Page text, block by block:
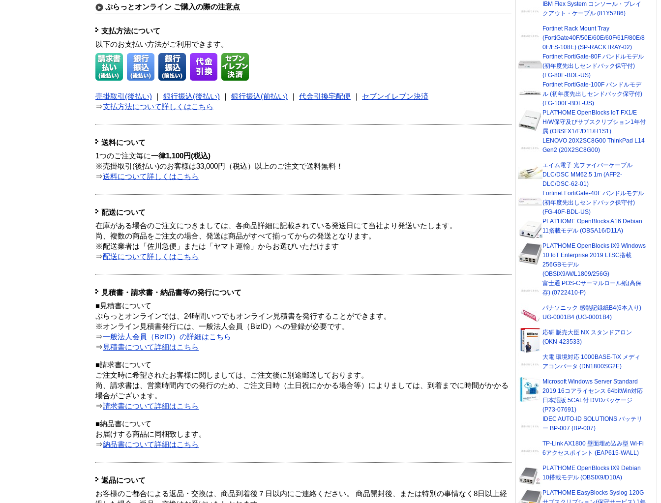
ぷらっとオンライン ご購入の際の注意点
支払方法について
以下のお支払い方法がご利用できます。
売掛取引(後払い) 銀行振込(後払い) 銀行振込(前払い) 代金引換宅配便
セブンイレブン決済
⇒支払方法について詳しくはこちら
送料について
1つのご注文毎に一律1,100円(税込)
※売掛取引(後払い)のお客様は33,000円（税込）以上のご注文で送料無料！
⇒送料について詳しくはこちら
配送について
在庫がある場合のご注文につきましては、各商品詳細に記載されている発送日にて当社より発送いたします。
尚、複数の商品をご注文の場合、発送は商品がすべて揃ってからの発送となります。
※配送業者は「佐川急便」または「ヤマト運輸」からお選びいただけます
⇒配送について詳しくはこちら
見積書・請求書・納品書等の発行について
■見積書について
ぷらっとオンラインでは、24時間いつでもオンライン見積書を発行することができます。
※オンライン見積書発行には、一般法人会員（BizID）への登録が必要です。
⇒一般法人会員（BizID）の詳細はこちら
⇒ 見積書について詳細はこちら
■請求書について
ご注文時に希望されたお客様に関しましては、ご注文後に別途郵送しております。
尚、請求書は、営業時間内での発行のため、ご注文日時（土日祝にかかる場合等）によりましては、到着までに時間がかかる
場合がございます。
⇒請求書について詳細はこちら
■納品書について
お届けする商品に同梱致します。
⇒納品書について詳細はこちら
返品について
お客様のご都合による返品・交換は、商品到着後７日以内にご連絡ください。 商品開封後、または特別の事情なく8日以上経
IBM Flex System コンソール・ブレイ
クアウト・ケーブル (81Y5286)
Fortinet Rack Mount Tray
(FortiGate40F/50E/60E/60F/61F/80E/8
0F/FS-108E) (SP-RACKTRAY-02)
Fortinet FortiGate-80F バンドルモデル
(初年度先出しセンドバック保守付)
(FG-80F-BDL-US)
Fortinet FortiGate-100F バンドルモデ
ル (初年度先出しセンドバック保守付)
(FG-100F-BDL-US)
PLAT'HOME OpenBlocks IoT FX1/E
H/W保守及びサブスクリプション1年付
属 (OBSFX1/E/D11/H1S1)
LENOVO 20X2SC8G00 ThinkPad L14
Gen2 (20X2SC8G00)
エイム電子 光ファイバーケーブル
DLC/DSC MM62.5 1m (AFP2-
DLC/DSC-62-01)
Fortinet FortiGate-40F バンドルモデル
(初年度先出しセンドバック保守付)
(FG-40F-BDL-US)
PLAT'HOME OpenBlocks A16 Debian
11搭載モデル (OBSA16/D11A)
PLAT'HOME OpenBlocks IX9 Windows
10 IoT Enterprise 2019 LTSC搭載
256GBモデル
(OBSIX9/W/L1809/256G)
富士通 POS-Cサーマルロール紙(高保
存) (0722410-P)
パナソニック 感熱記録紙B4(6本入り)
UG-0001B4 (UG-0001B4)
応研 販売大臣 NX スタンドアロン
(OKN-423533)
大電 環境対応 1000BASE-T/X メディ
アコンバータ (DN1800SG2E)
Microsoft Windows Server Standard
2019 16コアライセンス 64bitWin対応
日本語版 5CAL付 DVDパッケージ
(P73-07691)
IDEC AUTO-ID SOLUTIONS バッテリ
ー BP-007 (BP-007)
TP-Link AX1800 壁面埋め込み型 Wi-Fi
6アクセスポイント (EAP615-WALL)
PLAT'HOME OpenBlocks IX9 Debian
10搭載モデル (OBSIX9/D10A)
PLAT'HOME EasyBlocks Syslog 120G